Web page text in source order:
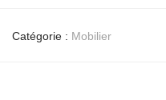
Catégorie : Mobilier